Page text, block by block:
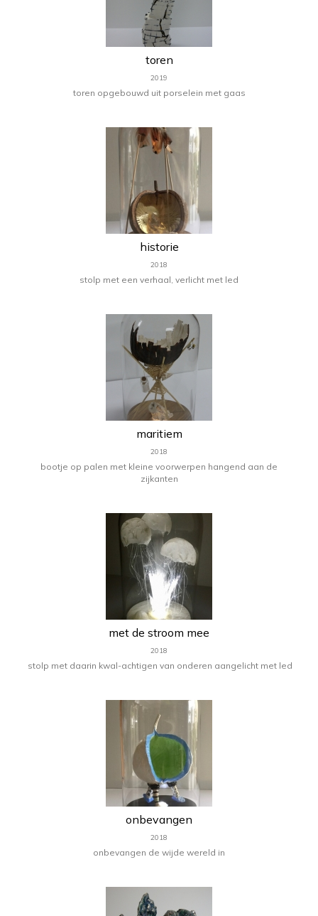
toren
2019
toren opgebouwd uit porselein met gaas
historie
2018
stolp met een verhaal, verlicht met led
maritiem
2018
bootje op palen met kleine voorwerpen hangend aan de
zijkanten
met de stroom mee
2018
stolp met daarin kwal-achtigen van onderen aangelicht met led
onbevangen
2018
onbevangen de wijde wereld in